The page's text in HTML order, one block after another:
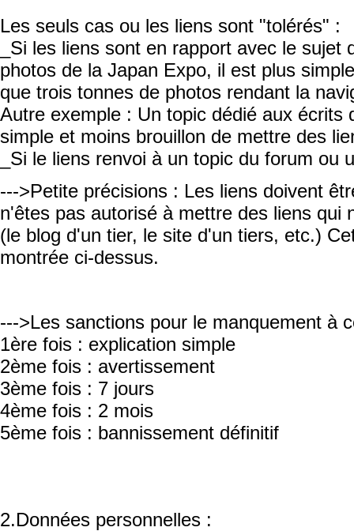
Les seuls cas ou les liens sont "tolérés" :
_Si les liens sont en rapport avec le
photos de la Japan Expo, il est plus
que trois tonnes de photos rendant la
Autre exemple : Un topic dédié aux écrits
simple et moins brouillon de mettre des
_Si le liens renvoi à un topic du forum ou
--->Petite précisions : Les liens doivent
n'êtes pas autorisé à mettre des liens qui
(le blog d'un tier, le site d'un tiers, etc.)
montrée ci-dessus.
--->Les sanctions pour le manquement à
1ère fois : explication simple
2ème fois : avertissement
3ème fois : 7 jours
4ème fois : 2 mois
5ème fois : bannissement définitif
2.Données personnelles :